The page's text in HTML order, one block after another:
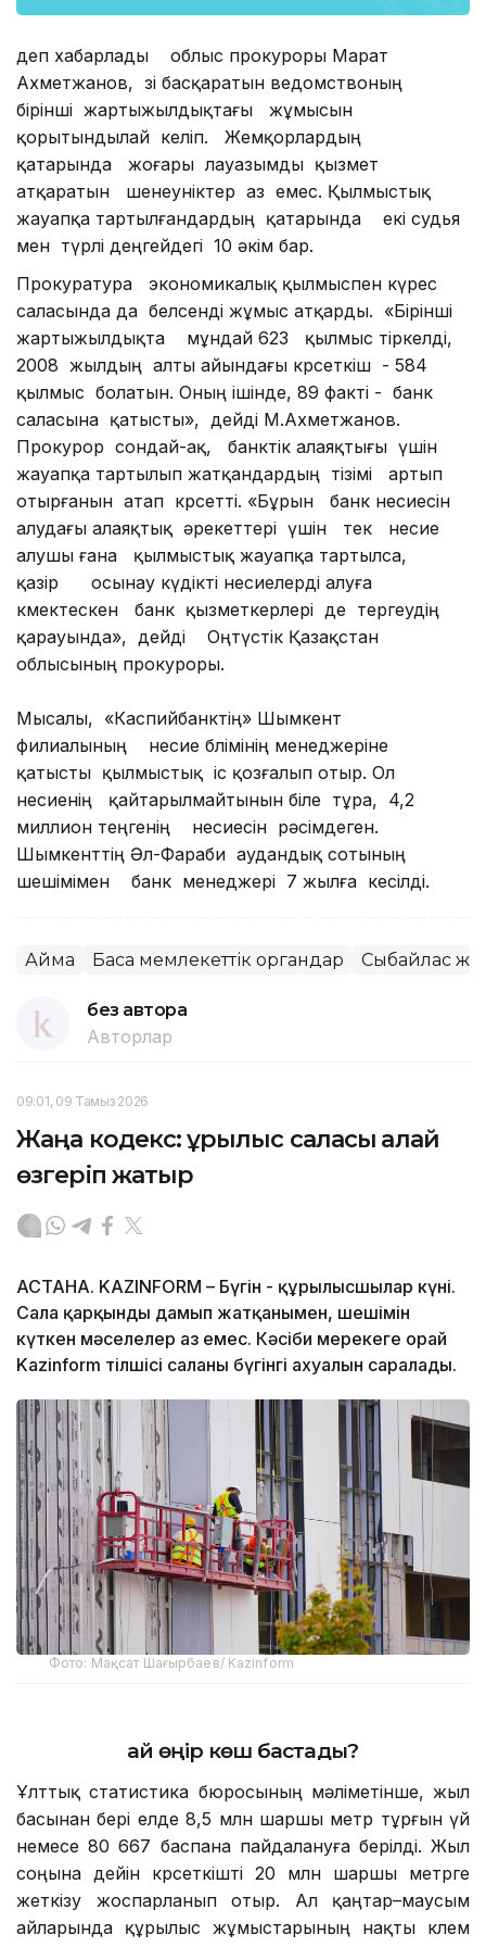
деп хабарлады облыс прокуроры Марат
Ахметжанов, өзі басқаратын ведомствоның
бірінші жартыжылдықтағы жұмысын
қорытындылай келіп. Жемқорлардың
қатарында жоғары лауазымды қызмет
атқаратын шенеуніктер аз емес. Қылмыстық
жауапқа тартылғандардың қатарында екі судья
мен түрлі деңгейдегі 10 әкім бар.
Прокуратура экономикалық қылмыспен күрес
саласында да белсенді жұмыс атқарды. «Бірінші
жартыжылдықта мұндай 623 қылмыс тіркелді,
2008 жылдың алты айындағы көрсеткіш - 584
қылмыс болатын. Оның ішінде, 89 факті - банк
саласына қатысты», дейді М.Ахметжанов.
Прокурор сондай-ақ, банктік алаяқтығы үшін
жауапқа тартылып жатқандардың тізімі артып
отырғанын атап көрсетті. «Бұрын банк несиесін
алудағы алаяқтық әрекеттері үшін тек несие
алушы ғана қылмыстық жауапқа тартылса,
қазір осынау күдікті несиелерді алуға
көмектескен банк қызметкерлері де тергеудің
қарауында», дейді Оңтүстік Қазақстан
облысының прокуроры.
Мысалы, «Каспийбанктің» Шымкент
филиалының несие бөлімінің менеджеріне
қатысты қылмыстық іс қозғалып отыр. Ол
несиенің қайтарылмайтынын біле тұра, 4,2
миллион теңгенің несиесін рәсімдеген.
Шымкенттің Әл-Фараби аудандық сотының
шешімімен банк менеджері 7 жылға кесілді.
Аймақ Басқа мемлекеттік органдар Сыбайлас
без автора
Авторлар
09:01, 09 Тамыз 2026
Жаңа кодекс: құрылыс саласы қалай
өзгеріп жатыр
АСТАНА. KAZINFORM – Бүгін - құрылысшылар күні.
Сала қарқынды дамып жатқанымен, шешімін
күткен мәселелер аз емес. Кәсіби мерекеге орай
Kazinform тілшісі саланың бүгінгі ахуалын саралады.
Фото: Мақсат Шағырбаев/ Kazinform
Қай өңір көш бастады?
Ұлттық статистика бюросының мәліметінше, жыл
басынан бері елде 8,5 млн шаршы метр тұрғын үй
немесе 80 667 баспана пайдалануға берілді. Жыл
соңына дейін көрсеткішті 20 млн шаршы метрге
жеткізу жоспарланып отыр. Ал қаңтар–маусым
айларында құрылыс жұмыстарының нақты көлем